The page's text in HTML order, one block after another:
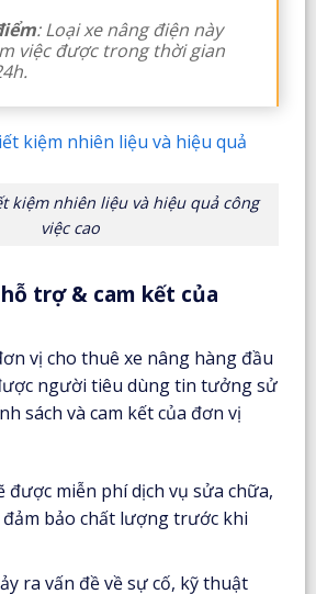
: Loại xe nâng điện này
việc được trong thời gian
kiệm nhiên liệu và hiệu quả công
việc cao
trợ & cam kết của
vị cho thuê xe nâng hàng đầu
người tiêu dùng tin tưởng sử
sách và cam kết của đơn vị
được miễn phí dịch vụ sửa chữa,
bảo chất lượng trước khi
ra vấn đề về sự cố, kỹ thuật